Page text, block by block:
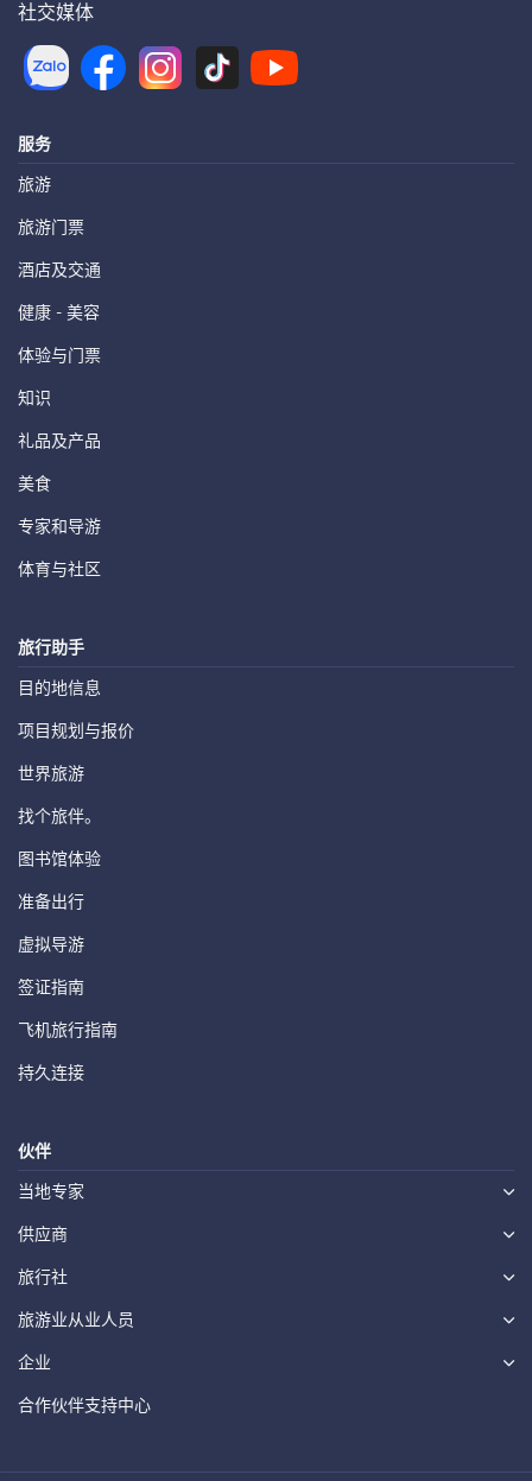
社交媒体
服务
旅游
旅游门票
酒店及交通
健康 - 美容
体验与门票
知识
礼品及产品
美食
专家和导游
体育与社区
旅行助手
目的地信息
项目规划与报价
世界旅游
找个旅伴。
图书馆体验
准备出行
虚拟导游
签证指南
飞机旅行指南
持久连接
伙伴
当地专家
供应商
旅行社
旅游业从业人员
企业
合作伙伴支持中心